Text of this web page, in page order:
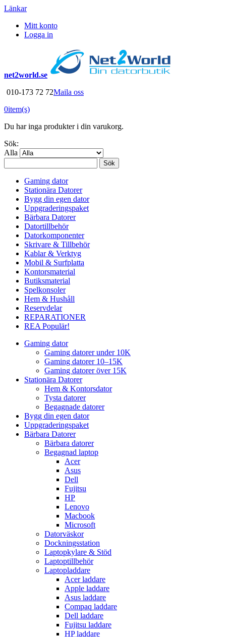
Länkar
Mitt konto
Logga in
net2world.se
010-173 72 72Maila oss
0item(s)
Du har inga produkter i din varukorg.
Sök:
Alla
Sök
Gaming dator
Stationära Datorer
Bygg din egen dator
Uppgraderingspaket
Bärbara Datorer
Datortillbehör
Datorkomponenter
Skrivare & Tillbehör
Kablar & Verktyg
Mobil & Surfplatta
Kontorsmaterial
Butiksmaterial
Spelkonsoler
Hem & Hushåll
Reservdelar
REPARATIONER
REA Populär!
Gaming dator
Gaming datorer under 10K
Gaming datorer 10–15K
Gaming datorer över 15K
Stationära Datorer
Hem & Kontorsdator
Tysta datorer
Begagnade datorer
Bygg din egen dator
Uppgraderingspaket
Bärbara Datorer
Bärbara datorer
Begagnad laptop
Acer
Asus
Dell
Fujitsu
HP
Lenovo
Macbook
Microsoft
Datorväskor
Dockningsstation
Laptopkylare & Stöd
Laptoptillbehör
Laptopladdare
Acer laddare
Apple laddare
Asus laddare
Compaq laddare
Dell laddare
Fujitsu laddare
HP laddare